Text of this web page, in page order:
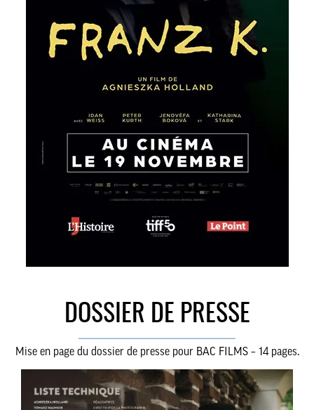
DOSSIER DE PRESSE
Mise en page du dossier de presse pour BAC FILMS – 14 pages.